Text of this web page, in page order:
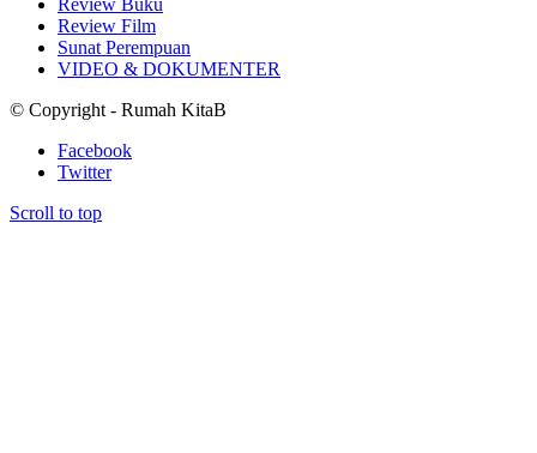
Review Film
Sunat Perempuan
VIDEO & DOKUMENTER
© Copyright - Rumah KitaB
Facebook
Twitter
Scroll to top